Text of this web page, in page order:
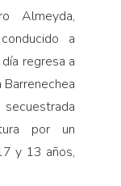
Almeyda,
a
regresa a
secuestrada
por un
y 13 años,